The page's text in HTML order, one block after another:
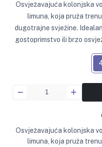
Osvježavajuća kolonjska
limuna, koja pruža
dugotrajne svježine.
gostoprimstvo ili brzo
Osvježavajuća kolonjska
limuna, koja pruža